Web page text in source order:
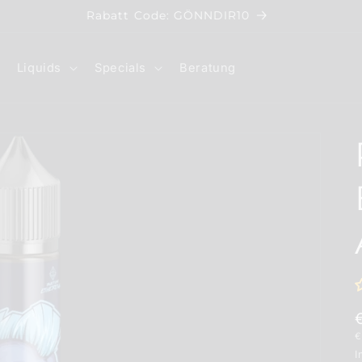
Rabatt Code: GÖNNDIR10
Liquids Specials Beratung